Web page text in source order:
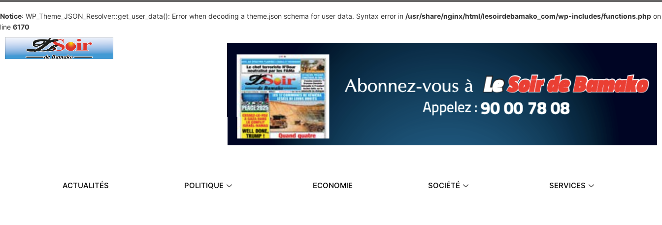
Notice: WP_Theme_JSON_Resolver::get_user_data(): Error when decoding a theme.json schema for user data. Syntax error in /usr/share/nginx/html/lesoirdebamako_com/wp-includes/functions.php on
line 6170
ACTUALITÉS POLITIQUE ECONOMIE SOCIÉTÉ SERVICES